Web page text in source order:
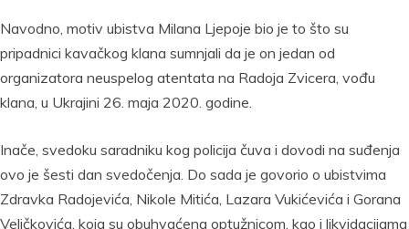
Navodno, motiv ubistva Milana Ljepoje bio je to što su
pripadnici kavačkog klana sumnjali da je on jedan od
organizatora neuspelog atentata na Radoja Zvicera, vođu
klana, u Ukrajini 26. maja 2020. godine.
Inače, svedoku saradniku kog policija čuva i dovodi na suđenja
ovo je šesti dan svedočenja. Do sada je govorio o ubistvima
Zdravka Radojevića, Nikole Mitića, Lazara Vukićevića i Gorana
Veličkovića, koja su obuhvaćena optužnicom, kao i likvidacijama